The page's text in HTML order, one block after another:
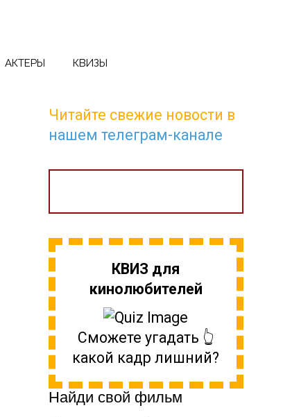
АКТЕРЫ КВИЗЫ
Читайте свежие новости в
нашем телеграм-канале
КВИЗ для
кинолюбителей
Сможете угадать 👆
какой кадр лишний?
Найди свой фильм